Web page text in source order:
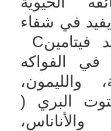
يفيد في شفاء
فيتامينC
في الفواكه
والليمون،
البري (